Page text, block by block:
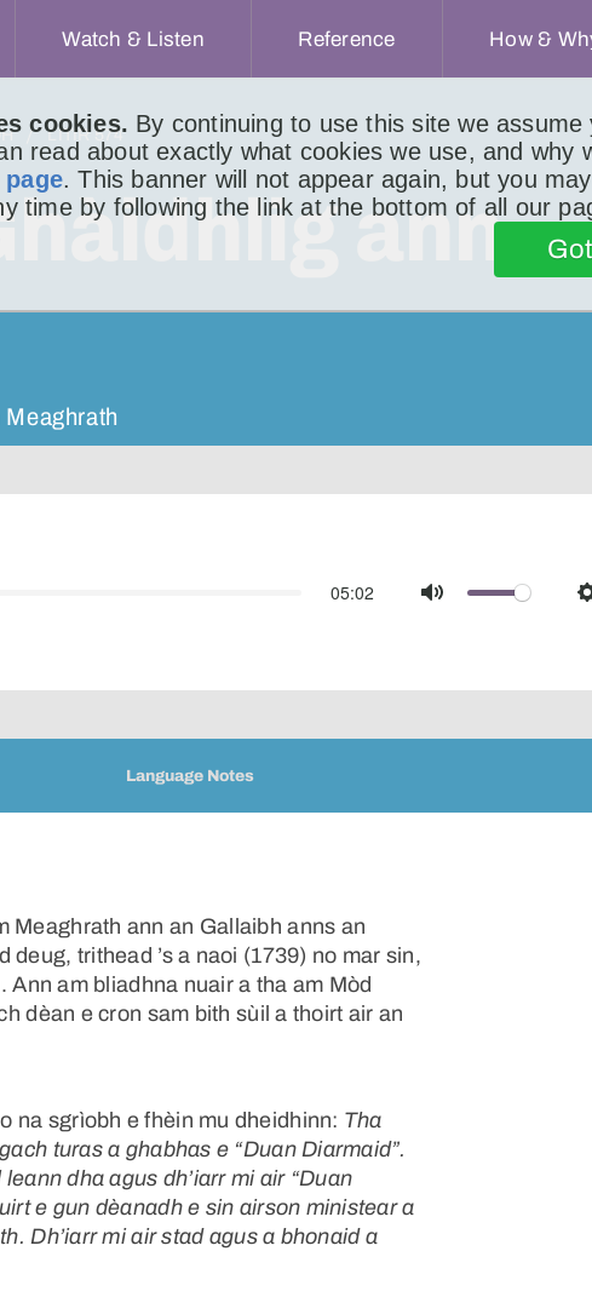
cookies. By continuing to use this site we assume
read about exactly what cookies we use, and why
. This banner will not appear again, but you
time by following the link at the bottom of all our
Watch & Listen Reference How &
LITIR 574
ann
05:02
Mute
Language Notes
Meaghrath ann an Gallaibh anns an
trithead ’s a naoi (1739) no mar sin,
am bliadhna nuair a tha am Mòd
dèan e cron sam bith sùil a thoirt air an
na sgrìobh e fhèin mu dheidhinn: Tha
turas a ghabhas e “Duan Diarmaid”.
dha agus dh’iarr mi air “Duan
e gun dèanadh e sin airson ministear a
Dh’iarr mi air stad agus a bhonaid a